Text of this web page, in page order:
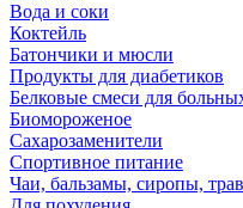
Вода и соки
Коктейль
Батончики и мюсли
Продукты для диабетиков
Белковые смеси для
Биомороженое
Сахарозаменители
Спортивное питание
Чаи, бальзамы, сиропы,